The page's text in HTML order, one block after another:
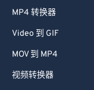
MP4 转换器
Video 到 GIF
MOV 到 MP4
视频转换器